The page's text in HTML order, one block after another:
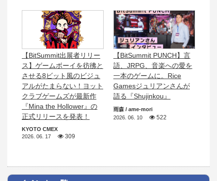
【BitSummit出展者リリー
ス】ゲームボーイを彷彿と
させる8ビット風のビジュ
アルがたまらない！ヨット
クラブゲームズが最新作
『Mina the Hollower』の
正式リリースを発表！
KYOTO CMEX
2026. 06. 17
309
【BitSummit PUNCH】言
語、JRPG、音楽への愛を
一本のゲームに。Rice
Gamesジュリアンさんが
語る『Shujinkou』
雨森 / ame-mori
2026. 06. 10
522